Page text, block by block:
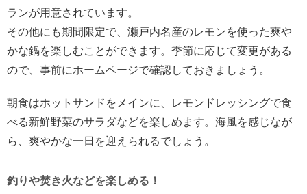
ランが用意されています。
その他にも期間限定で、瀬戸内名産のレモンを使った爽や
かな鍋を楽しむことができます。季節に応じて変更がある
ので、事前にホームページで確認しておきましょう。
朝食はホットサンドをメインに、レモンドレッシングで食
べる新鮮野菜のサラダなどを楽しめます。海風を感じなが
ら、爽やかな一日を迎えられるでしょう。
釣りや焚き火などを楽しめる！